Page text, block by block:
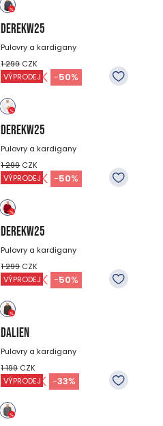
DEREKW25
Pulovry a kardigany
1 299CZK
649CZK -50%
VÝPRODEJ
DEREKW25
Pulovry a kardigany
1 299CZK
649CZK -50%
VÝPRODEJ
DEREKW25
Pulovry a kardigany
1 299CZK
649CZK -50%
VÝPRODEJ
DALIEN
Pulovry a kardigany
1 199CZK
799CZK -33%
VÝPRODEJ